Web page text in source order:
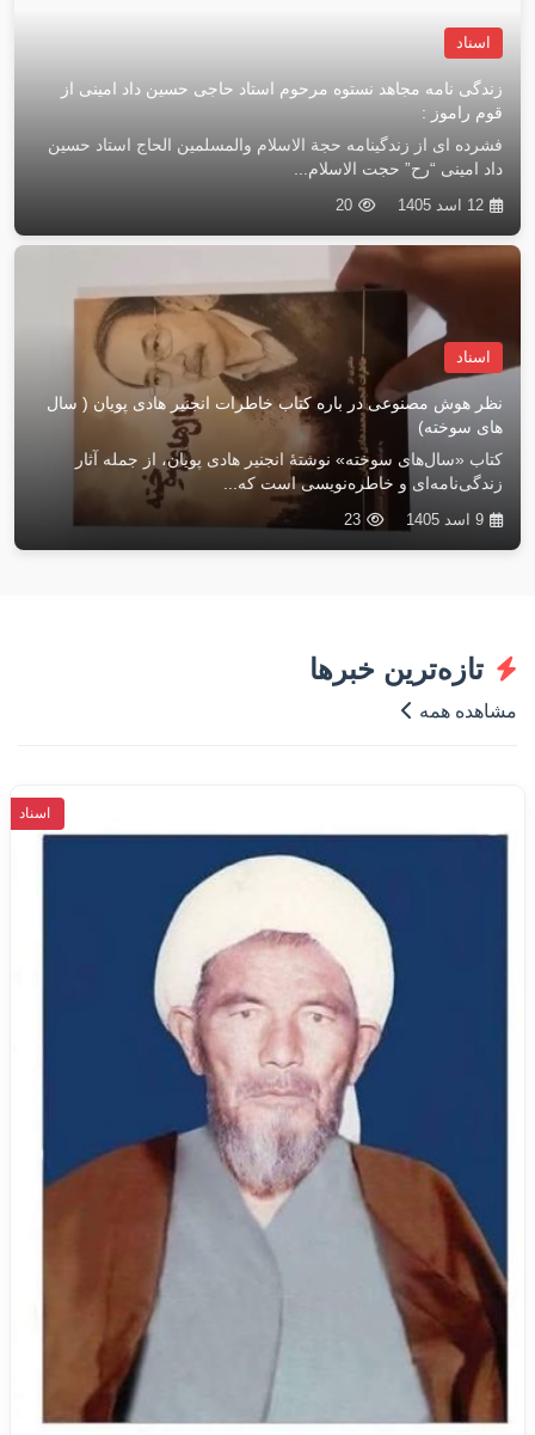
اسناد
زندگی نامه مجاهد نستوه مرحوم استاد حاجی حسین داد امینی از
قوم راموز :
فشرده ای از زندگینامه حجة الاسلام والمسلمین الحاج استاد حسین
داد امینی “رح” حجت الاسلام...
12 اسد 1405
20
اسناد
نظر هوش مصنوعی در باره کتاب خاطرات انجنیر هادی پویان ( سال
های سوخته)
کتاب «سال‌های سوخته» نوشتهٔ انجنیر هادی پویان، از جمله آثار
زندگی‌نامه‌ای و خاطره‌نویسی است که...
9 اسد 1405
23
تازه‌ترین خبرها
مشاهده همه
اسناد